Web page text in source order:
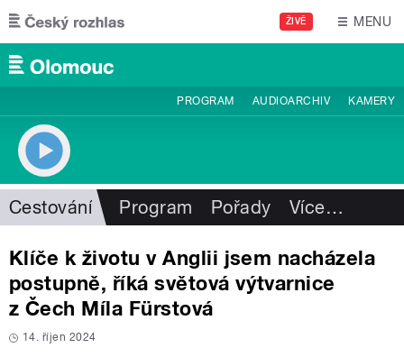
Přejít k hlavnímu obsahu
ŽIVĚ MENU
PROGRAM AUDIOARCHIV KAMERY
Cestování Program Pořady Více…
Klíče k životu v Anglii jsem nacházela
postupně, říká světová výtvarnice
z Čech Míla Fürstová
14. říjen 2024